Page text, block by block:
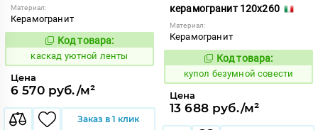
Материал:
Керамогранит
638793
Код товара:
каскад уютной ленты
Цена
6 570 руб./м²
Заказ в 1 клик
керамогранит 120x260
Материал:
Керамогранит
858523
Код товара:
купол безумной совести
Цена
13 688 руб./м²